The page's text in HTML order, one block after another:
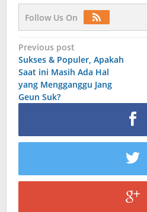
Follow Us On
Post
navigation
Previous post
Sukses & Populer, Apakah
Saat ini Masih Ada Hal
yang Mengganggu Jang
Geun Suk?